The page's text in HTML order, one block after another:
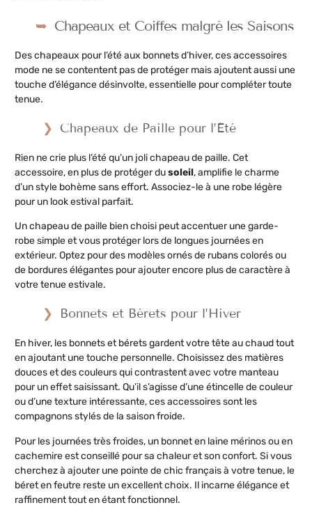
Chapeaux et Coiffes malgré les Saisons
Des chapeaux pour l’été aux bonnets d’hiver, ces accessoires
mode ne se contentent pas de protéger mais ajoutent aussi une
touche d’élégance désinvolte, essentielle pour compléter toute
tenue.
Chapeaux de Paille pour l’Été
Rien ne crie plus l’été qu’un joli chapeau de paille. Cet
accessoire, en plus de protéger dusoleil, amplifie le charme
d’un style bohème sans effort. Associez-le à une robe légère
pour un look estival parfait.
Un chapeau de paille bien choisi peut accentuer une garde-
robe simple et vous protéger lors de longues journées en
extérieur. Optez pour des modèles ornés de rubans colorés ou
de bordures élégantes pour ajouter encore plus de caractère à
votre tenue estivale.
Bonnets et Bérets pour l’Hiver
En hiver, les bonnets et bérets gardent votre tête au chaud tout
en ajoutant une touche personnelle. Choisissez des matières
douces et des couleurs qui contrastent avec votre manteau
pour un effet saisissant. Qu’il s’agisse d’une étincelle de couleur
ou d’une texture intéressante, ces accessoires sont les
compagnons stylés de la saison froide.
Pour les journées très froides, un bonnet en laine mérinos ou en
cachemire est conseillé pour sa chaleur et son confort. Si vous
cherchez à ajouter une pointe de chic français à votre tenue, le
béret en feutre reste un excellent choix. Il incarne élégance et
raffinement tout en étant fonctionnel.